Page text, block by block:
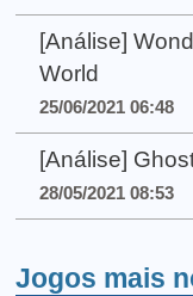
[Análise]
World
25/06/2021 06:48
[Análise]
28/05/2021 08:53
Jogos mais